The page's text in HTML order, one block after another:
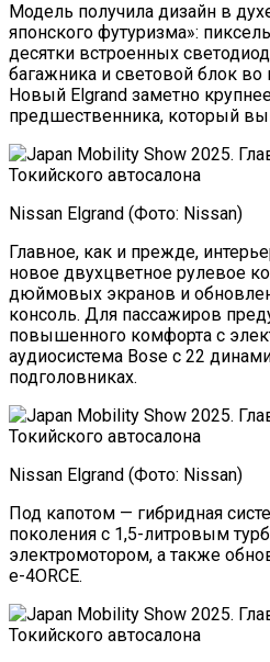
Модель получила дизайн в
японского футуризма»:
десятки встроенных
багажника и световой блок
Новый Elgrand заметно
предшественника, который
Nissan Elgrand (Фото: Nissan)
Главное, как и прежде,
новое двухцветное рулевое
дюймовых экранов и
консоль. Для пассажиров
повышенного комфорта с
аудиосистема Bose с 22
подголовниках.
Nissan Elgrand (Фото: Nissan)
Под капотом — гибридная
поколения с 1,5-литровым
электромотором, а также
e-4ORCE.